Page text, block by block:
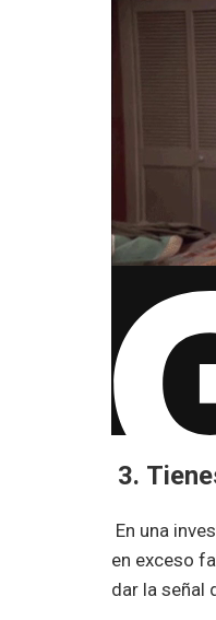
3.
En una
en exceso
dar la señal